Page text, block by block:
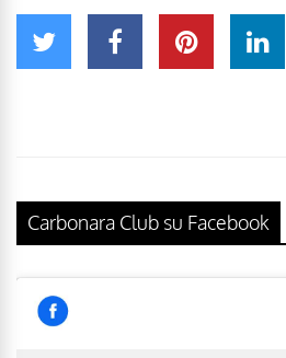
Carbonara Club su Facebook